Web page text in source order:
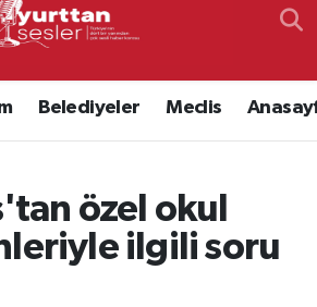
Belediyeler Meclis
özel okul
ilgili soru
Durumu ve Fikstür